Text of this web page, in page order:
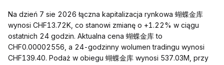
Na dzień 7 sie 2026 łączna kapitalizacja rynkowa 蝴蝶金库
wynosi CHF13.72K, co stanowi zmianę o +1.22% w ciągu
ostatnich 24 godzin. Aktualna cena 蝴蝶金库 to
CHF0.00002556, a 24-godzinny wolumen tradingu wynosi
CHF139.40. Podaż w obiegu 蝴蝶金库 wynosi 537.03M, przy